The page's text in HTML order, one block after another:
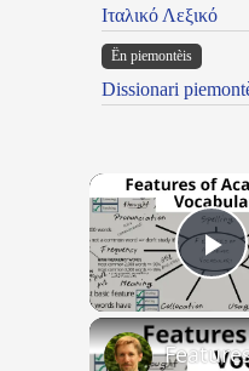
Ιταλικό Λεξικό
Ën piemontèis
Dissionari